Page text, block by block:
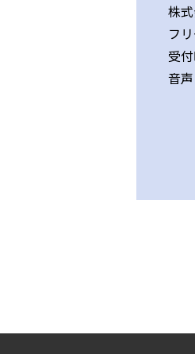
株
フ
受
音